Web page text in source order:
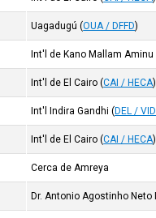
Uagadugú (OUA / DFFD)
Int'l de Kano Mallam Aminu
Int'l de El Cairo (CAI / HECA)
Int'l Indira Gandhi (DEL /
Int'l de El Cairo (CAI / HECA)
Cerca de Amreya
Dr. Antonio Agostinho